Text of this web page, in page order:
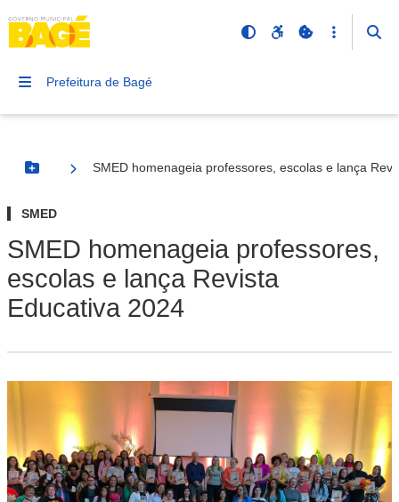
Prefeitura de Bagé
Botão Menu
SMED homenageia professores, escolas e lança
SMED
SMED homenageia professores,
escolas e lança Revista
Educativa 2024